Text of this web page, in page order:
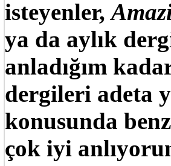
isteyenler,
ya da aylık
anladığım
dergileri adeta
konusunda
çok iyi